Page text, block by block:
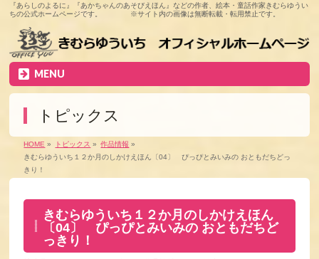
『あらしのよるに』『あかちゃんのあそびえほん』などの作者、絵本・童話作家きむらゆうい
ちの公式ホームページです。 ※サイト内の画像は無断転載・転用禁止です。
MENU
トピックス
HOME » トピックス » 作品情報 »
きむらゆういち１２か月のしかけえほん〔04〕 ぴっぴとみいみの おともだちどっ
きり！
きむらゆういち１２か月のしかけえほん
〔04〕 ぴっぴとみいみの おともだちど
っきり！